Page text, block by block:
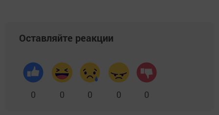
Оставляйте реакции
0 0 0 0 0